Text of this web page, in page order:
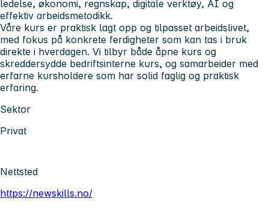
ledelse, økonomi, regnskap, digitale verktøy, AI og
effektiv arbeidsmetodikk.
Våre kurs er praktisk lagt opp og tilpasset arbeidslivet,
med fokus på konkrete ferdigheter som kan tas i bruk
direkte i hverdagen. Vi tilbyr både åpne kurs og
skreddersydde bedriftsinterne kurs, og samarbeider med
erfarne kursholdere som har solid faglig og praktisk
erfaring.
Sektor
Privat
Nettsted
https://newskills.no/